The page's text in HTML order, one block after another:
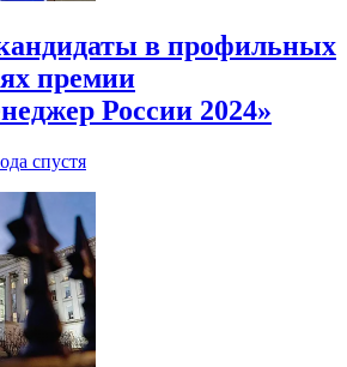
в профильных
премии
России 2024»
спустя